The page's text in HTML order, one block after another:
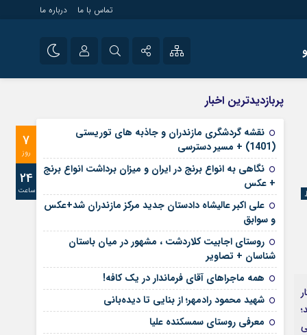
تماس با ما درباره ما
آپارات
رمز عبور
مرا به خاطر بسپار
راه اندازی سایت و
سایت های خبری و
پربازدیدترین اخبار
7
روز
24
ساعت
نقشه گردشگری مازندران و جاذبه های توریستی
(1401) + مسیر دسترسی
نگاهی به انواع برنج در ایران و میزان برداشت انواع برنج
+ عکس
علی‌ اکبر عالیشاه دادستان جدید مرکز مازندران شد+عکس
و سوابق
روستای اجابیت کلاردشت ، مشهور در میان باستان
شناسان + تصاویر
همه ماجراهای آقای فرماندار در یک کافه!
شهید محمود رادمهر؛ از بنایی تا دیده‌بانی
معرفی روستای سمسکنده علیا